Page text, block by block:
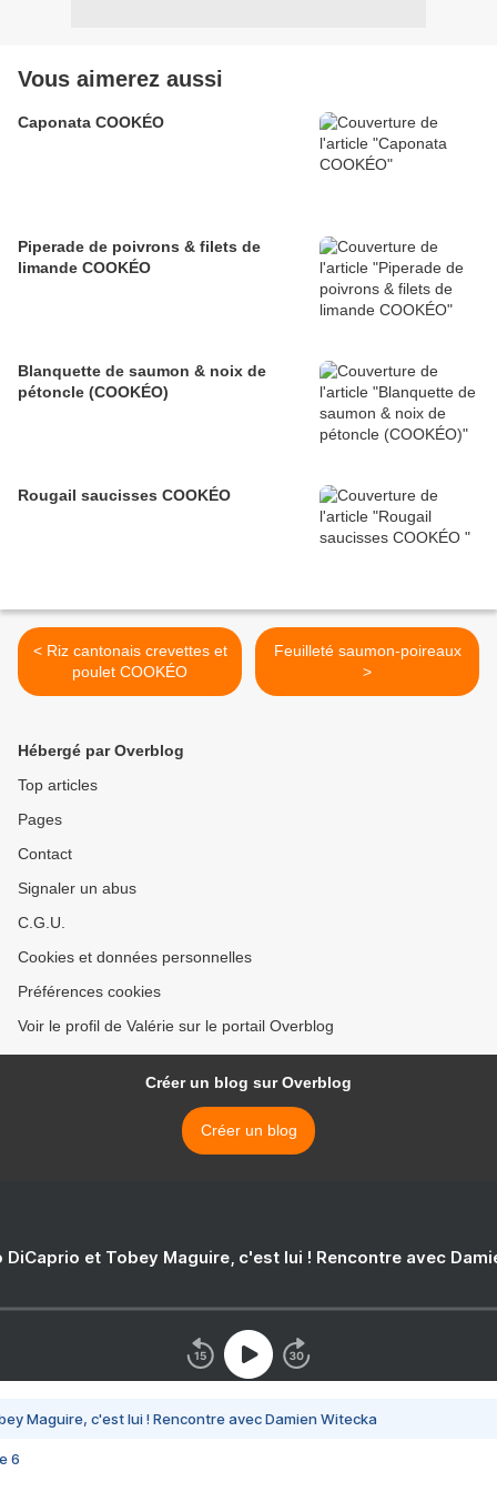
Vous aimerez aussi
Caponata COOKÉO
Piperade de poivrons & filets de
limande COOKÉO
Blanquette de saumon & noix de
pétoncle (COOKÉO)
Rougail saucisses COOKÉO
< Riz cantonais crevettes et
poulet COOKÉO
Feuilleté saumon-poireaux
>
Hébergé par Overblog
Top articles
Pages
Contact
Signaler un abus
C.G.U.
Cookies et données personnelles
Préférences cookies
Voir le profil de Valérie sur le portail Overblog
Créer un blog sur Overblog
Créer un blog
DiCaprio et Tobey Maguire, c'est lui ! Rencontre avec
Maguire, c'est lui ! Rencontre avec Damien Witecka
6